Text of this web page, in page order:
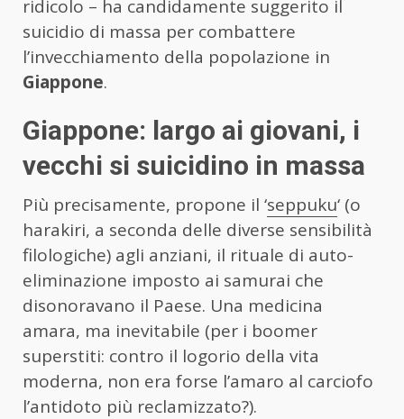
ridicolo – ha candidamente suggerito il
suicidio di massa per combattere
l’invecchiamento della popolazione in
Giappone.
Giappone: largo ai giovani, i
vecchi si suicidino in massa
Più precisamente, propone il ‘seppuku‘ (o
harakiri, a seconda delle diverse sensibilità
filologiche) agli anziani, il rituale di auto-
eliminazione imposto ai samurai che
disonoravano il Paese. Una medicina
amara, ma inevitabile (per i boomer
superstiti: contro il logorio della vita
moderna, non era forse l’amaro al carciofo
l’antidoto più reclamizzato?).